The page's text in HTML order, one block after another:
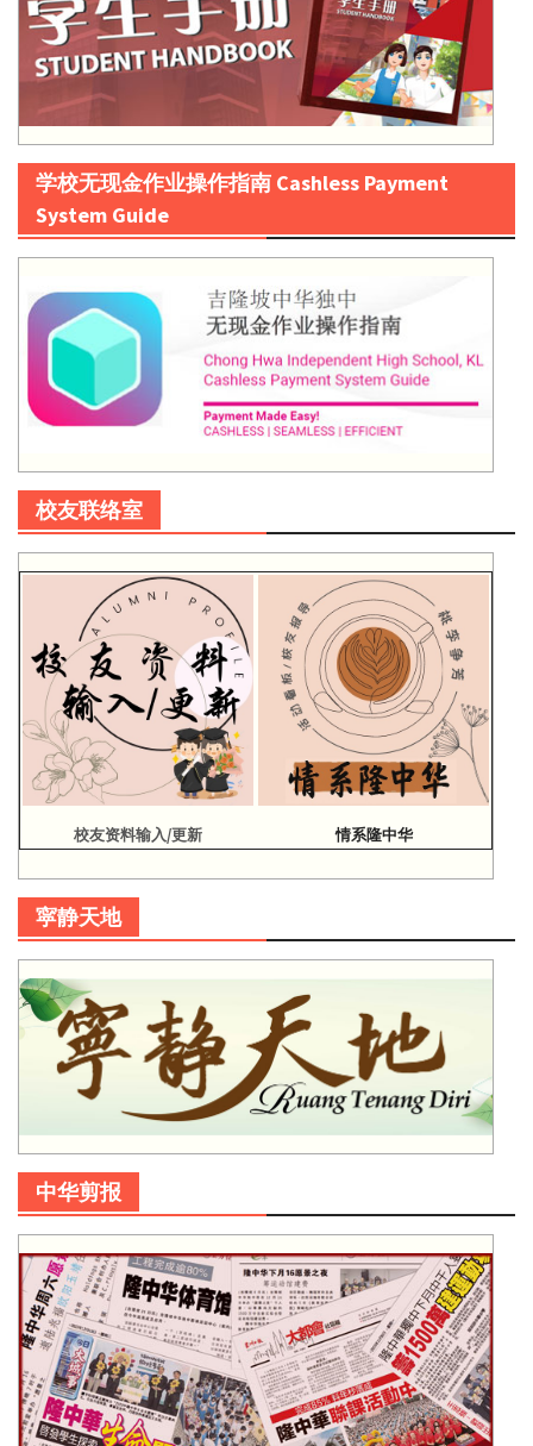
学校无现金作业操作指南 Cashless Payment
System Guide
校友联络室
校友资料输入/更新 情系隆中华
寜静天地
中华剪报